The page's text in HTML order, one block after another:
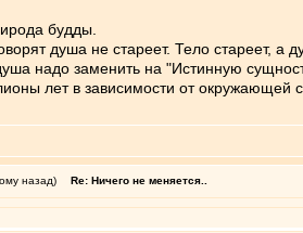
будды.
душа не стареет. Тело стареет,
надо заменить на "Истинную
лет в зависимости от окружающей
назад) Re: Ничего не меняется..